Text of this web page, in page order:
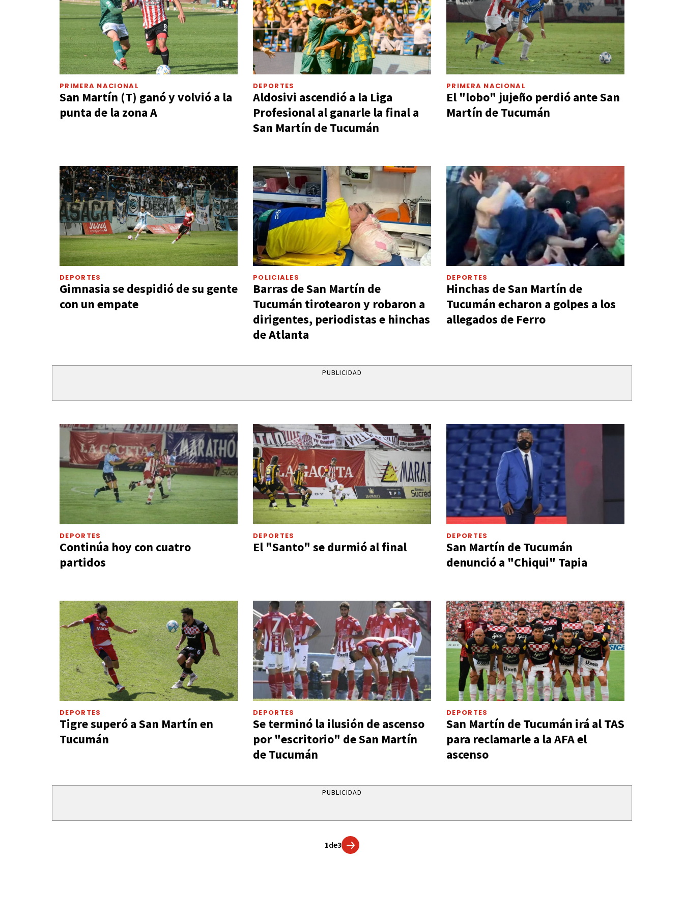
PRIMERA NACIONAL
San Martín (T) ganó y volvió a la
punta de la zona A
DEPORTES
Aldosivi ascendió a la Liga
Profesional al ganarle la final a
San Martín de Tucumán
PRIMERA NACIONAL
El "lobo" jujeño perdió ante San
Martín de Tucumán
DEPORTES
Gimnasia se despidió de su gente
con un empate
POLICIALES
Barras de San Martín de
Tucumán tirotearon y robaron a
dirigentes, periodistas e hinchas
de Atlanta
DEPORTES
Hinchas de San Martín de
Tucumán echaron a golpes a los
allegados de Ferro
PUBLICIDAD
DEPORTES
Continúa hoy con cuatro
partidos
DEPORTES
El "Santo" se durmió al final
DEPORTES
San Martín de Tucumán
denunció a "Chiqui" Tapia
DEPORTES
Tigre superó a San Martín en
Tucumán
DEPORTES
Se terminó la ilusión de ascenso
por "escritorio" de San Martín
de Tucumán
DEPORTES
San Martín de Tucumán irá al TAS
para reclamarle a la AFA el
ascenso
PUBLICIDAD
1de3